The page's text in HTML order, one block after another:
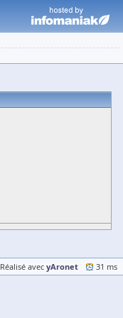
Réalisé avec yAronet 31 ms